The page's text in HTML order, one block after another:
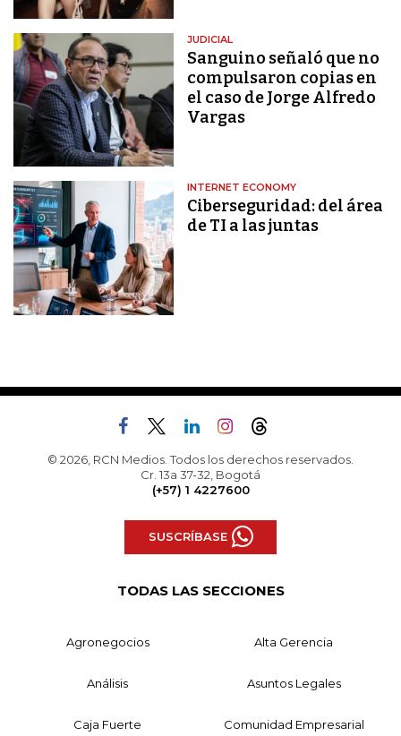
JUDICIAL
Sanguino señaló que no
compulsaron copias en
el caso de Jorge Alfredo
Vargas
INTERNET ECONOMY
Ciberseguridad: del área
de TI a las juntas
© 2026, RCN Medios. Todos los derechos reservados.
Cr. 13a 37-32, Bogotá
(+57) 1 4227600
SUSCRÍBASE
TODAS LAS SECCIONES
Agronegocios Alta Gerencia
Análisis Asuntos Legales
Caja Fuerte Comunidad Empresarial